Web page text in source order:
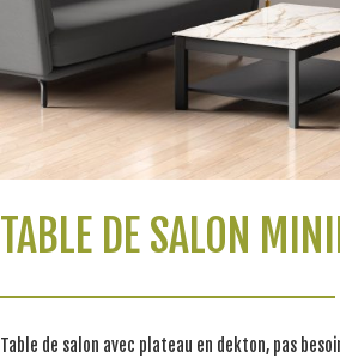
TABLE DE SALON
Table de salon avec plateau en dekton, pas